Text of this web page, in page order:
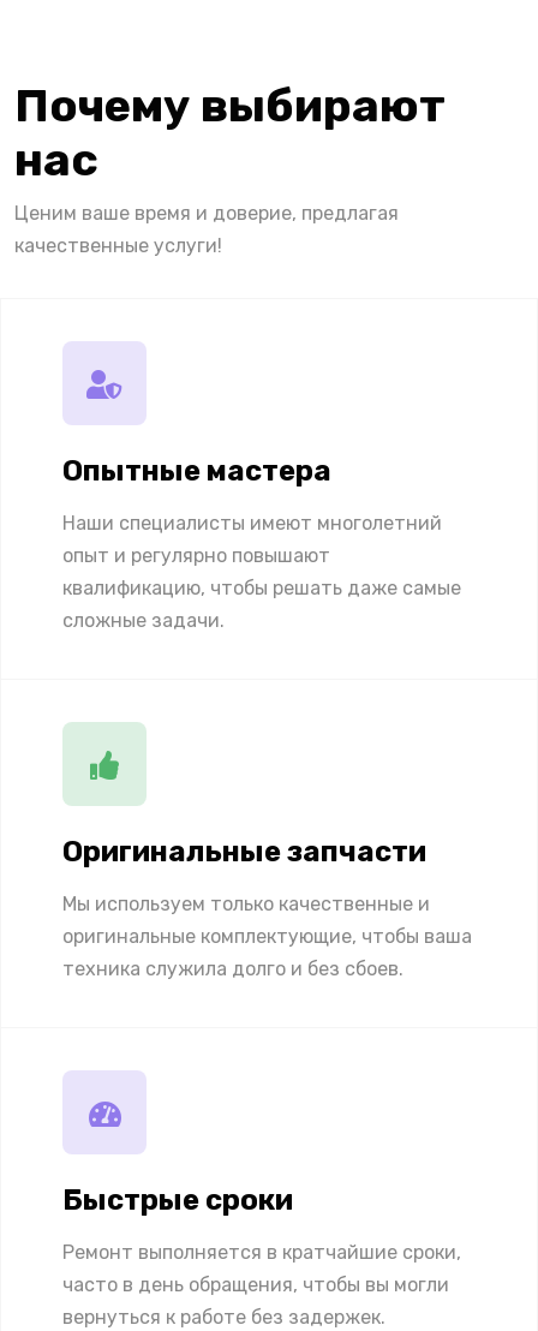
Почему выбирают
нас
Ценим ваше время и доверие, предлагая
качественные услуги!
Опытные мастера
Наши специалисты имеют многолетний
опыт и регулярно повышают
квалификацию, чтобы решать даже самые
сложные задачи.
Оригинальные запчасти
Мы используем только качественные и
оригинальные комплектующие, чтобы ваша
техника служила долго и без сбоев.
Быстрые сроки
Ремонт выполняется в кратчайшие сроки,
часто в день обращения, чтобы вы могли
вернуться к работе без задержек.